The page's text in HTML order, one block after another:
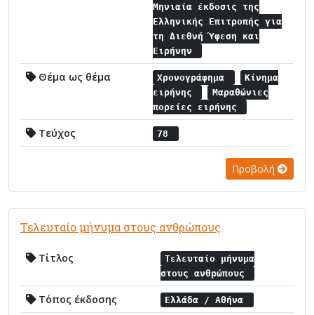
Μηνιαία έκδοσις της
Ελληνικής Επιτροπής για
τη Διεθνή Ύφεση και
Ειρήνην
Θέμα ως θέμα Χρονογράφημα
Κίνημα
ειρήνης
Μαραθώνιες
πορείες ειρήνης
Τεύχος 78
Προβολή
Τελευταίο μήνυμα στους ανθρώπους
Τίτλος
Τελευταίο μήνυμα
στους ανθρώπους
Τόπος έκδοσης Ελλάδα / Αθήνα